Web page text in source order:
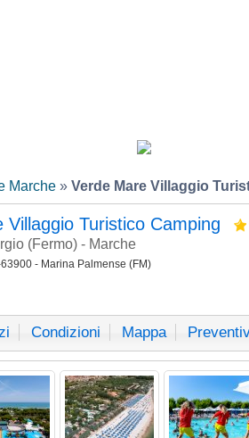
Marche» Verde Mare Villaggio
Villaggio Turistico Camping
(Fermo) - Marche
- Marina Palmense (FM)
Condizioni Mappa